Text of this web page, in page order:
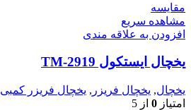
مقایسه
مشاهده سریع
افزودن به علاقه مندی
یخچال ایستکول TM-2919
یخچال, یخچال فریزر , یخچال فریزر کمبی
امتیاز 0 از 5